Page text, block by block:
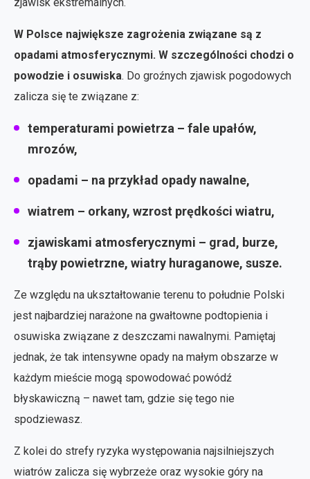
W Polsce największe zagrożenia związane są z
opadami atmosferycznymi. W szczególności chodzi o
powodzie i osuwiska. Do groźnych zjawisk pogodowych
zalicza się te związane z:
temperaturami powietrza – fale upałów,
mrozów,
opadami – na przykład opady nawalne,
wiatrem – orkany, wzrost prędkości wiatru,
zjawiskami atmosferycznymi – grad, burze,
trąby powietrzne, wiatry huraganowe, susze.
Ze względu na ukształtowanie terenu to południe Polski
jest najbardziej narażone na gwałtowne podtopienia i
osuwiska związane z deszczami nawalnymi. Pamiętaj
jednak, że tak intensywne opady na małym obszarze w
każdym mieście mogą spowodować powódź
błyskawiczną – nawet tam, gdzie się tego nie
spodziewasz.
Z kolei do strefy ryzyka występowania najsilniejszych
wiatrów zalicza się wybrzeże oraz wysokie góry na